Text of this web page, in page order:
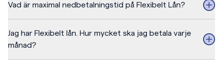
Vad är maximal nedbetalningstid på Flexibelt Lån?
Jag har Flexibelt lån. Hur mycket ska jag betala varje
månad?